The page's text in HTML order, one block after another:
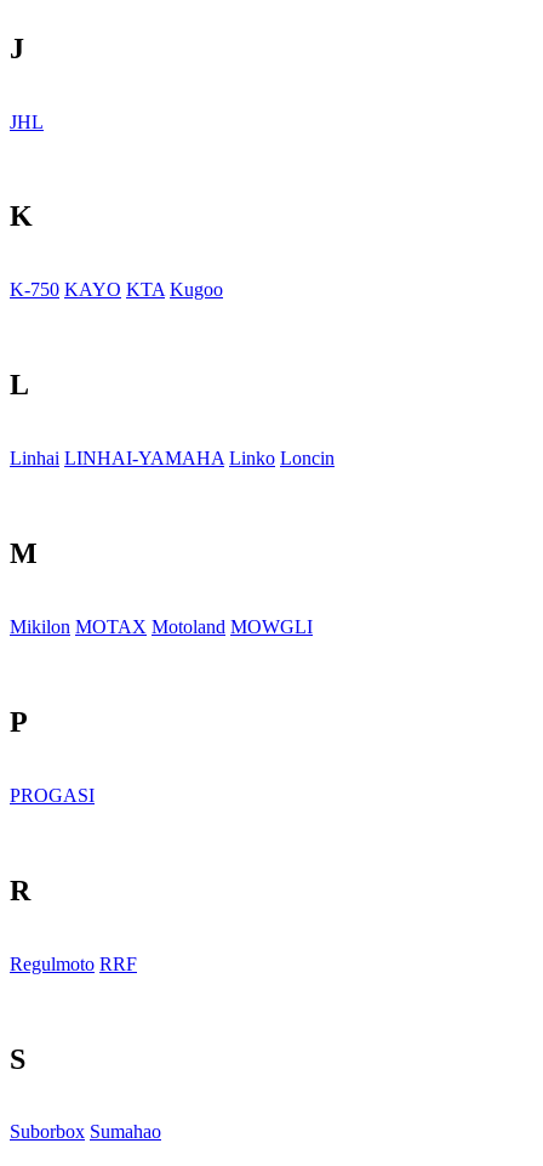
J
JHL
K
K-750 KAYO KTA Kugoo
L
Linhai LINHAI-YAMAHA Linko Loncin
M
Mikilon MOTAX Motoland MOWGLI
P
PROGASI
R
Regulmoto RRF
S
Suborbox Sumahao